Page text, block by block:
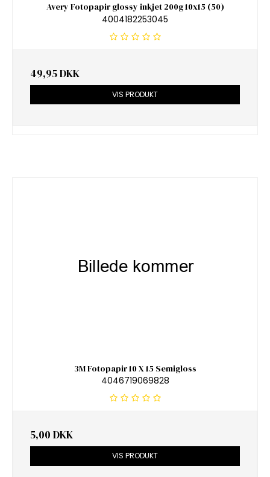
Avery Fotopapir glossy inkjet 200g 10x15 (50)
4004182253045
49,95 DKK
VIS PRODUKT
3M Fotopapir 10 X 15 Semigloss
4046719069828
5,00 DKK
VIS PRODUKT